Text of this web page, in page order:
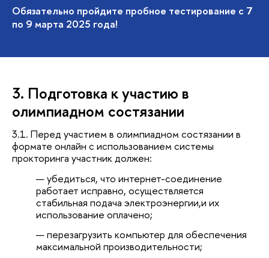
Обязательно пройдите пробное тестирование с 7
по 9 марта 2025 года!
3. Подготовка к участию в
олимпиадном состязании
3.1. Перед участием в олимпиадном состязании в
формате онлайн с использованием системы
прокторинга участник должен:
убедиться, что интернет-соединение
работает исправно, осуществляется
стабильная подача электроэнергии,и их
использование оплачено;
перезагрузить компьютер для обеспечения
максимальной производительности;